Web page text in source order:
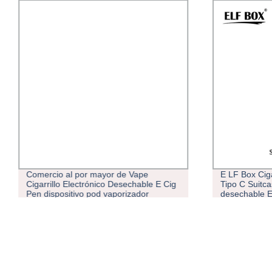
Comercio al por mayor de Vape
Cigarrillo Electrónico Desechable E Cig
Pen dispositivo pod vaporizador
E LF Box
Tipo C
desechable